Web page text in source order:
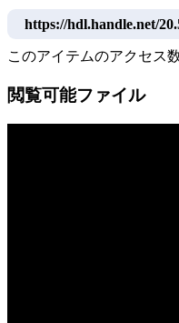
https://hdl.handle.net/
このアイテムのアクセス
閲覧可能ファイル